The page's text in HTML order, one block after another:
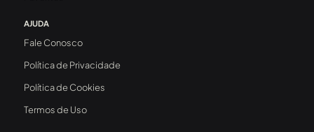
AJUDA
Fale Conosco
Política de Privacidade
Política de Cookies
Termos de Uso